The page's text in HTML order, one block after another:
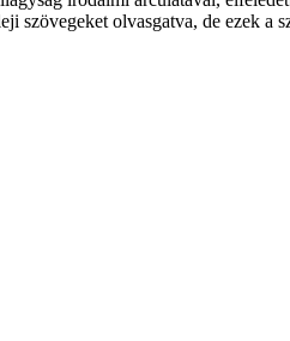
olvasgatva, de ezek